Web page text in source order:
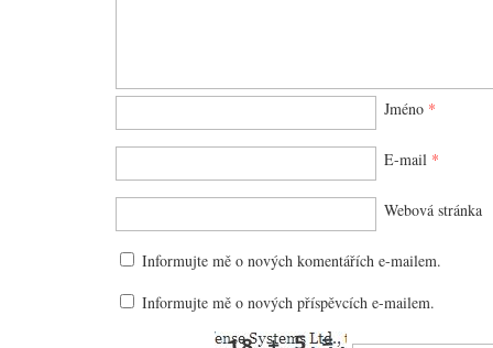
Jméno *
E-mail *
Webová stránka
Informujte mě o nových komentářích e-mailem.
Informujte mě o nových příspěvcích e-mailem.